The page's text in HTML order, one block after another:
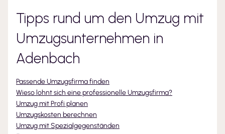
Tipps rund um den Umzug mit
Umzugsunternehmen in
Adenbach
Passende Umzugsfirma finden
Wieso lohnt sich eine professionelle Umzugsfirma?
Umzug mit Profi planen
Umzugskosten berechnen
Umzug mit Spezialgegenständen